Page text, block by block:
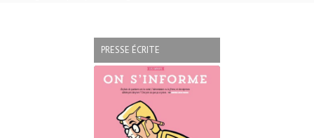
PRESSE ÉCRITE